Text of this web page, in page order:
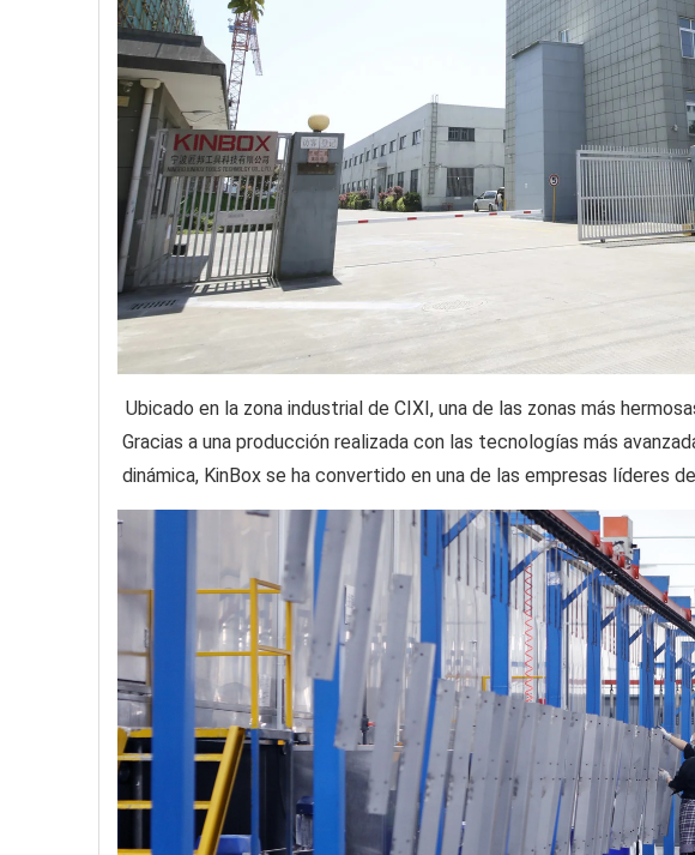
Ubicado en la zona industrial de CIXI, una de las zonas más
Gracias a una producción realizada con las tecnologías más
dinámica, KinBox se ha convertido en una de las empresas líderes